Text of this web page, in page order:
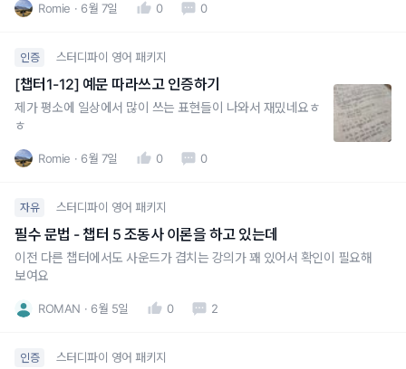
Romie 6월 7일 0 0
인증 스터디파이 영어 패키지
[챕터1-12] 예문 따라쓰고 인증하기
제가 평소에 일상에서 많이 쓰는 표현들이 나와서 재밌네요ㅎ
ㅎ
Romie 6월 7일 0 0
자유 스터디파이 영어 패키지
필수 문법 - 챕터 5 조동사 이론을 하고 있는데
이전 다른 챕터에서도 사운드가 겹치는 강의가 꽤 있어서 확인이 필요해
보여요
ROMAN 6월 5일 0 2
인증 스터디파이 영어 패키지